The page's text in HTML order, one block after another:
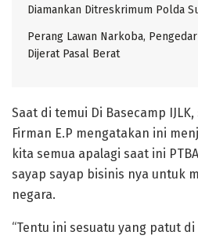
Diamankan Ditreskrimum Polda
Perang Lawan Narkoba,
Dijerat Pasal Berat
Saat di temui Di Basecamp
Firman E.P mengatakan ini
kita semua apalagi saat ini
sayap sayap bisinis nya untuk
negara.
“Tentu ini sesuatu yang patut